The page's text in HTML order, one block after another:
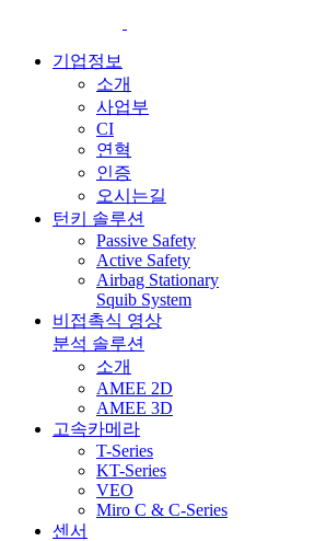
기업정보
소개
사업부
CI
연혁
인증
오시는길
턴키 솔루션
Passive Safety
Active Safety
Airbag Stationary
Squib System
비접촉식 영상
분석 솔루션
소개
AMEE 2D
AMEE 3D
고속카메라
T-Series
KT-Series
VEO
Miro C & C-Series
센서